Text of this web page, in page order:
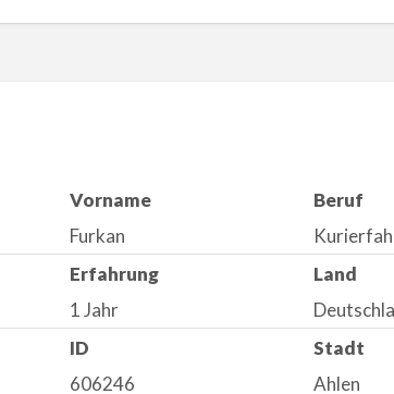
Vorname
Furkan
Beruf
Erfahrung
1 Jahr
Land
ID
606246
Stadt
Ahlen